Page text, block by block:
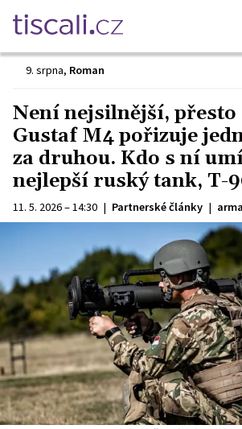
9. srpna, Roman
Není nejsilnější, přesto
Gustaf M4 pořizuje
za druhou. Kdo s ní
nejlepší ruský tank, T-
11. 5. 2026 – 14:30 | Partnerské články |